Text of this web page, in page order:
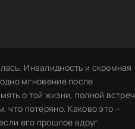
Инвалидность и скромная
мгновение после
о той жизни, полной встреч
что потеряно. Каково это —
его прошлое вдруг